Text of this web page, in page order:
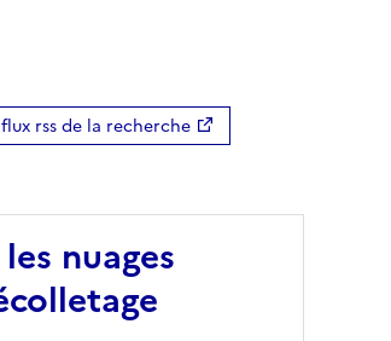
rss de la recherche
nuages